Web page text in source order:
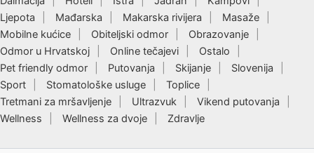
Ljepota
Mađarska Makarska rivijera
Masaže
Mobilne kućice
Obiteljski odmor
Obrazovanje
Odmor u Hrvatskoj
Online tečajevi
Ostalo
Pet friendly odmor
Putovanja Skijanje
Slovenija
Sport
Stomatološke usluge
Toplice
Tretmani za mršavljenje
Ultrazvuk
Vikend putovanja
Wellness
Wellness za dvoje Zdravlje